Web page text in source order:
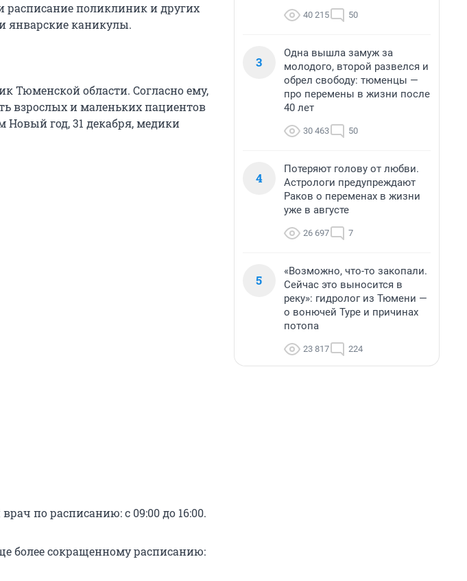
расписание поликлиник и других
январские каникулы.
Тюменской области. Согласно ему,
взрослых и маленьких пациентов
год, 31 декабря, медики
по расписанию: с 09:00 до 16:00.
более сокращенному расписанию:
40 215 50
3
Одна вышла замуж за
молодого, второй развелся и
обрел свободу: тюменцы —
про перемены в жизни после
40 лет
30 463 50
4
Потеряют голову от любви.
Астрологи предупреждают
Раков о переменах в жизни
уже в августе
26 697 7
5
«Возможно, что-то закопали.
Сейчас это выносится в
реку»: гидролог из Тюмени —
о вонючей Туре и причинах
потопа
23 817 224